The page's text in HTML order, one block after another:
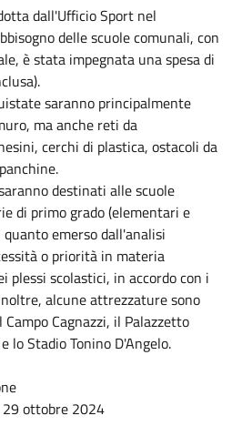
dall'Ufficio Sport nel
delle scuole comunali, con
è stata impegnata una spesa di
saranno principalmente
ma anche reti da
cerchi di plastica, ostacoli da
destinati alle scuole
di primo grado (elementari e
quanto emerso dall'analisi
o priorità in materia
plessi scolastici, in accordo con i
alcune attrezzature sono
Cagnazzi, il Palazzetto
lo Stadio Tonino D'Angelo.
29 ottobre 2024